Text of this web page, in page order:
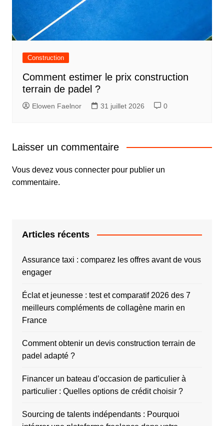
Construction
Comment estimer le prix construction
terrain de padel ?
Elowen Faelnor 31 juillet 2026 0
Laisser un commentaire
Vous devez vous connecterpour publier un
commentaire.
Articles récents
Assurance taxi : comparez les offres avant de vous
engager
Éclat et jeunesse : test et comparatif 2026 des 7
meilleurs compléments de collagène marin en
France
Comment obtenir un devis construction terrain de
padel adapté ?
Financer un bateau d’occasion de particulier à
particulier : Quelles options de crédit choisir ?
Sourcing de talents indépendants : Pourquoi